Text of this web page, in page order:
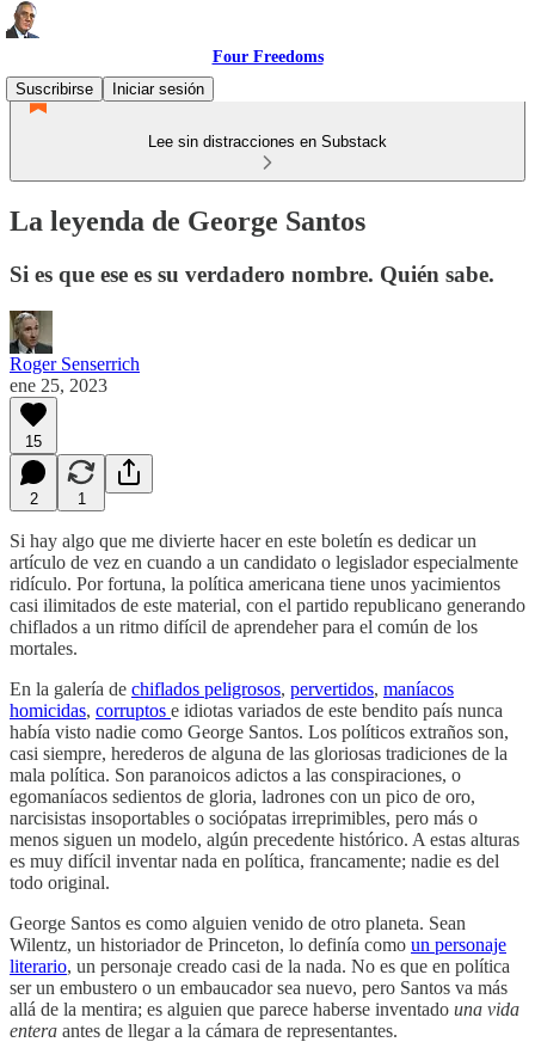
Four Freedoms
Suscribirse
Iniciar sesión
Lee sin distracciones en Substack
La leyenda de George Santos
Si es que ese es su verdadero nombre. Quién sabe.
Roger Senserrich
ene 25, 2023
15
2 1
Si hay algo que me divierte hacer en este boletín es dedicar un
artículo de vez en cuando a un candidato o legislador especialmente
ridículo. Por fortuna, la política americana tiene unos yacimientos
casi ilimitados de este material, con el partido republicano generando
chiflados a un ritmo difícil de aprendeher para el común de los
mortales.
En la galería de chiflados peligrosos, pervertidos, maníacos
homicidas, corruptos e idiotas variados de este bendito país nunca
había visto nadie como George Santos. Los políticos extraños son,
casi siempre, herederos de alguna de las gloriosas tradiciones de la
mala política. Son paranoicos adictos a las conspiraciones, o
egomaníacos sedientos de gloria, ladrones con un pico de oro,
narcisistas insoportables o sociópatas irreprimibles, pero más o
menos siguen un modelo, algún precedente histórico. A estas alturas
es muy difícil inventar nada en política, francamente; nadie es del
todo original.
George Santos es como alguien venido de otro planeta. Sean
Wilentz, un historiador de Princeton, lo definía como un personaje
literario, un personaje creado casi de la nada. No es que en política
ser un embustero o un embaucador sea nuevo, pero Santos va más
allá de la mentira; es alguien que parece haberse inventado una vida
entera antes de llegar a la cámara de representantes.